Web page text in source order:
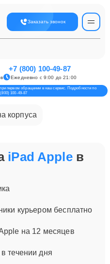
Заказать звонок
+7 (800) 100-49-87
Ежедневно с 9:00 до 21:00
первом обращении в наш сервис. Подробности по
100-49-87
корпуса
iPad Appleв
курьером бесплатно
на 12 месяцев
течении дня